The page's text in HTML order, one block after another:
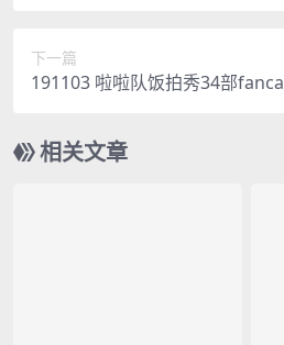
下一篇
191103 啦啦队饭拍秀34部
相关文章